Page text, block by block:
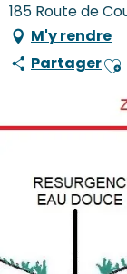
185 Route de
M'y rendre
Partager